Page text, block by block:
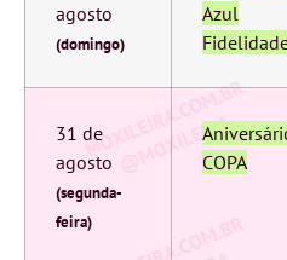
agosto
(domingo)
Azul
31 de
agosto
(segunda-
feira)
COPA